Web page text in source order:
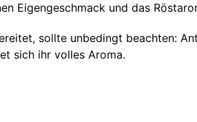
Eigengeschmack und das
sollte unbedingt beachten:
sich ihr volles Aroma.